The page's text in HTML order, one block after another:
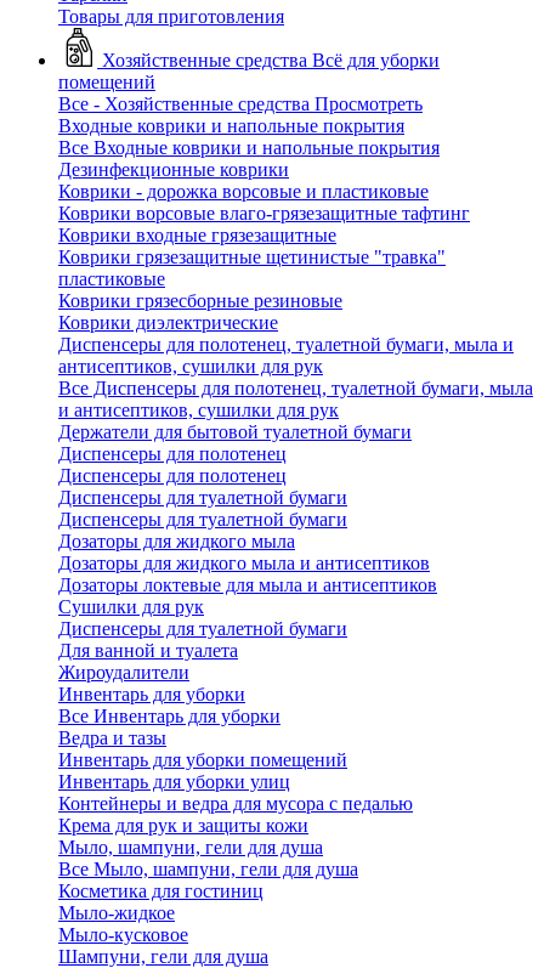
Товары для приготовления
Хозяйственные средства Всё для уборки
помещений
Все - Хозяйственные средства Просмотреть
Входные коврики и напольные покрытия
Все Входные коврики и напольные покрытия
Дезинфекционные коврики
Коврики - дорожка ворсовые и пластиковые
Коврики ворсовые влаго-грязезащитные тафтинг
Коврики входные грязезащитные
Коврики грязезащитные щетинистые "травка"
пластиковые
Коврики грязесборные резиновые
Коврики диэлектрические
Диспенсеры для полотенец, туалетной бумаги, мыла и
антисептиков, сушилки для рук
Все Диспенсеры для полотенец, туалетной бумаги, мыла
и антисептиков, сушилки для рук
Держатели для бытовой туалетной бумаги
Диспенсеры для полотенец
Диспенсеры для полотенец
Диспенсеры для туалетной бумаги
Диспенсеры для туалетной бумаги
Дозаторы для жидкого мыла
Дозаторы для жидкого мыла и антисептиков
Дозаторы локтевые для мыла и антисептиков
Сушилки для рук
Диспенсеры для туалетной бумаги
Для ванной и туалета
Жироудалители
Инвентарь для уборки
Все Инвентарь для уборки
Ведра и тазы
Инвентарь для уборки помещений
Инвентарь для уборки улиц
Контейнеры и ведра для мусора с педалью
Крема для рук и защиты кожи
Мыло, шампуни, гели для душа
Все Мыло, шампуни, гели для душа
Косметика для гостиниц
Мыло-жидкое
Мыло-кусковое
Шампуни, гели для душа